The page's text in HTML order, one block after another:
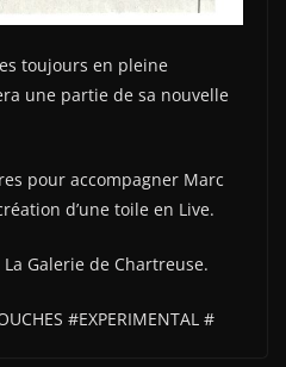
toujours en pleine
une partie de sa nouvelle
pour accompagner Marc
d’une toile en Live.
Galerie de Chartreuse.
#EXPERIMENTAL #